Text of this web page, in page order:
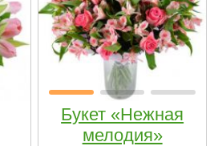
Букет «Нежная
мелодия»